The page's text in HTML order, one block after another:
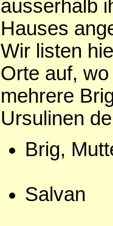
ausserhalb
Hauses
Wir listen
Orte auf,
mehrere
Ursulinen
Brig,
Salvan